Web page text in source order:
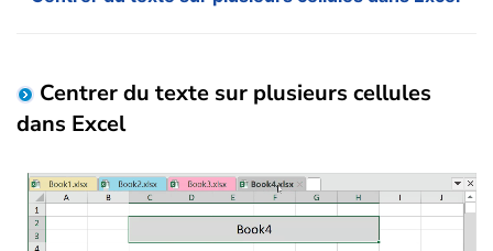
Centrer du texte sur plusieurs cellules
dans Excel